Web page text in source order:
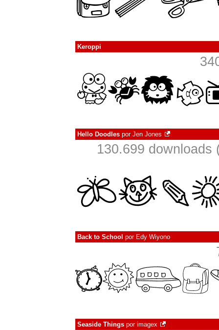
Keroppi
Hello Doodles por Jen Jones
130.699 downloads
Back to School por Edy Wiyono
Seaside Things por imagex